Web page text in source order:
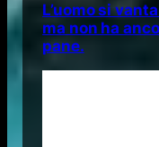
L’uomo si
ma non ha
pane.